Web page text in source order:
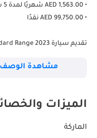
• AED 1,563.00 شهريًا لمدة 5 سنة مع دفعة مقدمة 20%
• 99,750.00 AED نقدًا
تقديم سيارة Tesla Model Y Standard Range 2023 - حيث تلتقي الابتكار بالفخامة!
مشاهدة الوصف
الميزات
الماركة